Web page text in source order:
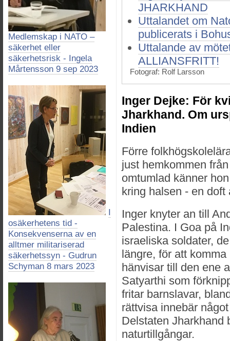
Medlemskap i NATO –
säkerhet eller
säkerhetsrisk - Ingela
Mårtensson 9 sep 2023
I
osäkerhetens tid -
Konsekvenserna av en
alltmer militariserad
säkerhetssyn - Gudrun
Schyman 8 mars 2023
JHARKHAND
Uttalandet om
publicerats i
Uttalande av
ALLIANSFRITT!
Fotograf: Rolf Larsson
Inger Dejke: För
Jharkhand. Om
Indien
Förre
just hemkommen
omtumlad känner
kring halsen - en
Inger knyter an till
Palestina. I Goa på
israeliska soldater,
längre, för att
hänvisar till den ene
Satyarthi som
fritar barnslavar,
rättvisa innebär
Delstaten Jharkhand
naturtillgångar.